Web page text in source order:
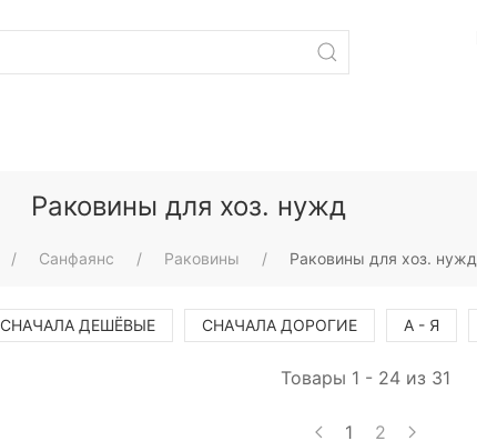
Раковины для хоз. нужд
Санфаянс Раковины Раковины для хоз. нужд
СНАЧАЛА ДЕШЁВЫЕ СНАЧАЛА ДОРОГИЕ А - Я
Товары 1 - 24 из 31
1 2